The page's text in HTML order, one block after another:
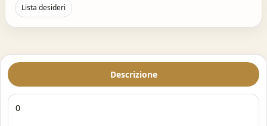
Lista desideri
Descrizione
0